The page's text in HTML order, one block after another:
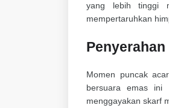
yang lebih tinggi
mempertaruhkan
Momen puncak
bersuara emas ini
menggayakan skarf